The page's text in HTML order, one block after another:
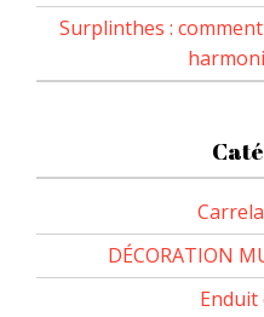
Surplinthes :
DÉCORATION